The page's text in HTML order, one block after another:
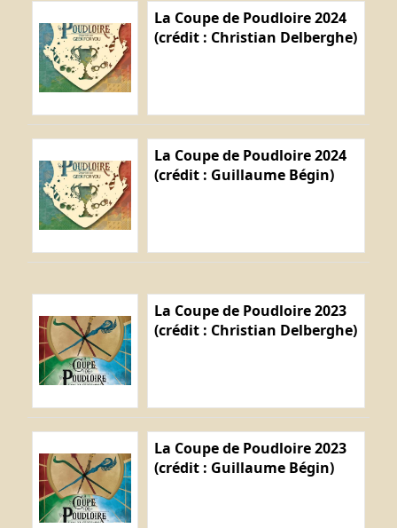
La Coupe de Poudloire 2024
(crédit : Christian Delberghe)
La Coupe de Poudloire 2024
(crédit : Guillaume Bégin)
La Coupe de Poudloire 2023
(crédit : Christian Delberghe)
La Coupe de Poudloire 2023
(crédit : Guillaume Bégin)